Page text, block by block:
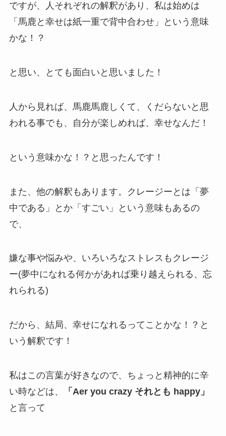
ですが、人それぞれの解釈があり、私は始めは
「馬鹿と幸せは紙一重で背中合わせ」という意味
かな！？
と思い、とても面白いと思いました！
人から見れば、馬鹿馬鹿しくて、くだらないと思
われる事でも、自分が楽しめれば、幸せなんだ！
という意味かな！？と思ったんです！
また、他の解釈もあります。クレージーとは「夢
中である」とか「すごい」という意味もあるの
で、
嫌な事や悩みや、いろいろなストレスもクレージ
ー(夢中になれる何かがあれば乗り越えられる、忘
れられる)
だから、結局、幸せになれるってことかな！？と
いう解釈です！
私はこの言葉が好きなので、ちょっと精神的に辛
い時などは、
「Aer you crazy それとも happy」
と言って